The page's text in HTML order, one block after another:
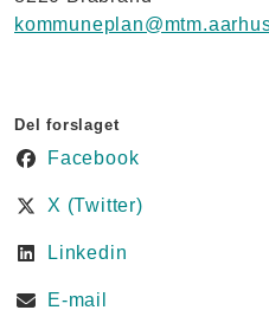
Del forslaget
Facebook
X (Twitter)
Linkedin
E-mail